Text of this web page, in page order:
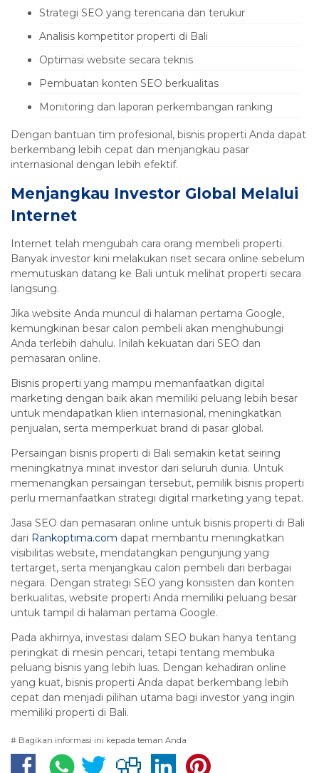
Strategi SEO yang terencana dan terukur
Analisis kompetitor properti di Bali
Optimasi website secara teknis
Pembuatan konten SEO berkualitas
Monitoring dan laporan perkembangan ranking
Dengan bantuan tim profesional, bisnis properti Anda dapat
berkembang lebih cepat dan menjangkau pasar
internasional dengan lebih efektif.
Menjangkau Investor Global Melalui
Internet
Internet telah mengubah cara orang membeli properti.
Banyak investor kini melakukan riset secara online sebelum
memutuskan datang ke Bali untuk melihat properti secara
langsung.
Jika website Anda muncul di halaman pertama Google,
kemungkinan besar calon pembeli akan menghubungi
Anda terlebih dahulu. Inilah kekuatan dari SEO dan
pemasaran online.
Bisnis properti yang mampu memanfaatkan digital
marketing dengan baik akan memiliki peluang lebih besar
untuk mendapatkan klien internasional, meningkatkan
penjualan, serta memperkuat brand di pasar global.
Persaingan bisnis properti di Bali semakin ketat seiring
meningkatnya minat investor dari seluruh dunia. Untuk
memenangkan persaingan tersebut, pemilik bisnis properti
perlu memanfaatkan strategi digital marketing yang tepat.
Jasa SEO dan pemasaran online untuk bisnis properti di Bali
dari Rankoptima.com dapat membantu meningkatkan
visibilitas website, mendatangkan pengunjung yang
tertarget, serta menjangkau calon pembeli dari berbagai
negara. Dengan strategi SEO yang konsisten dan konten
berkualitas, website properti Anda memiliki peluang besar
untuk tampil di halaman pertama Google.
Pada akhirnya, investasi dalam SEO bukan hanya tentang
peringkat di mesin pencari, tetapi tentang membuka
peluang bisnis yang lebih luas. Dengan kehadiran online
yang kuat, bisnis properti Anda dapat berkembang lebih
cepat dan menjadi pilihan utama bagi investor yang ingin
memiliki properti di Bali.
# Bagikan informasi ini kepada teman Anda